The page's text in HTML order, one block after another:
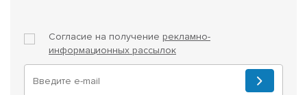
Согласие на получение рекламно-
информационных рассылок